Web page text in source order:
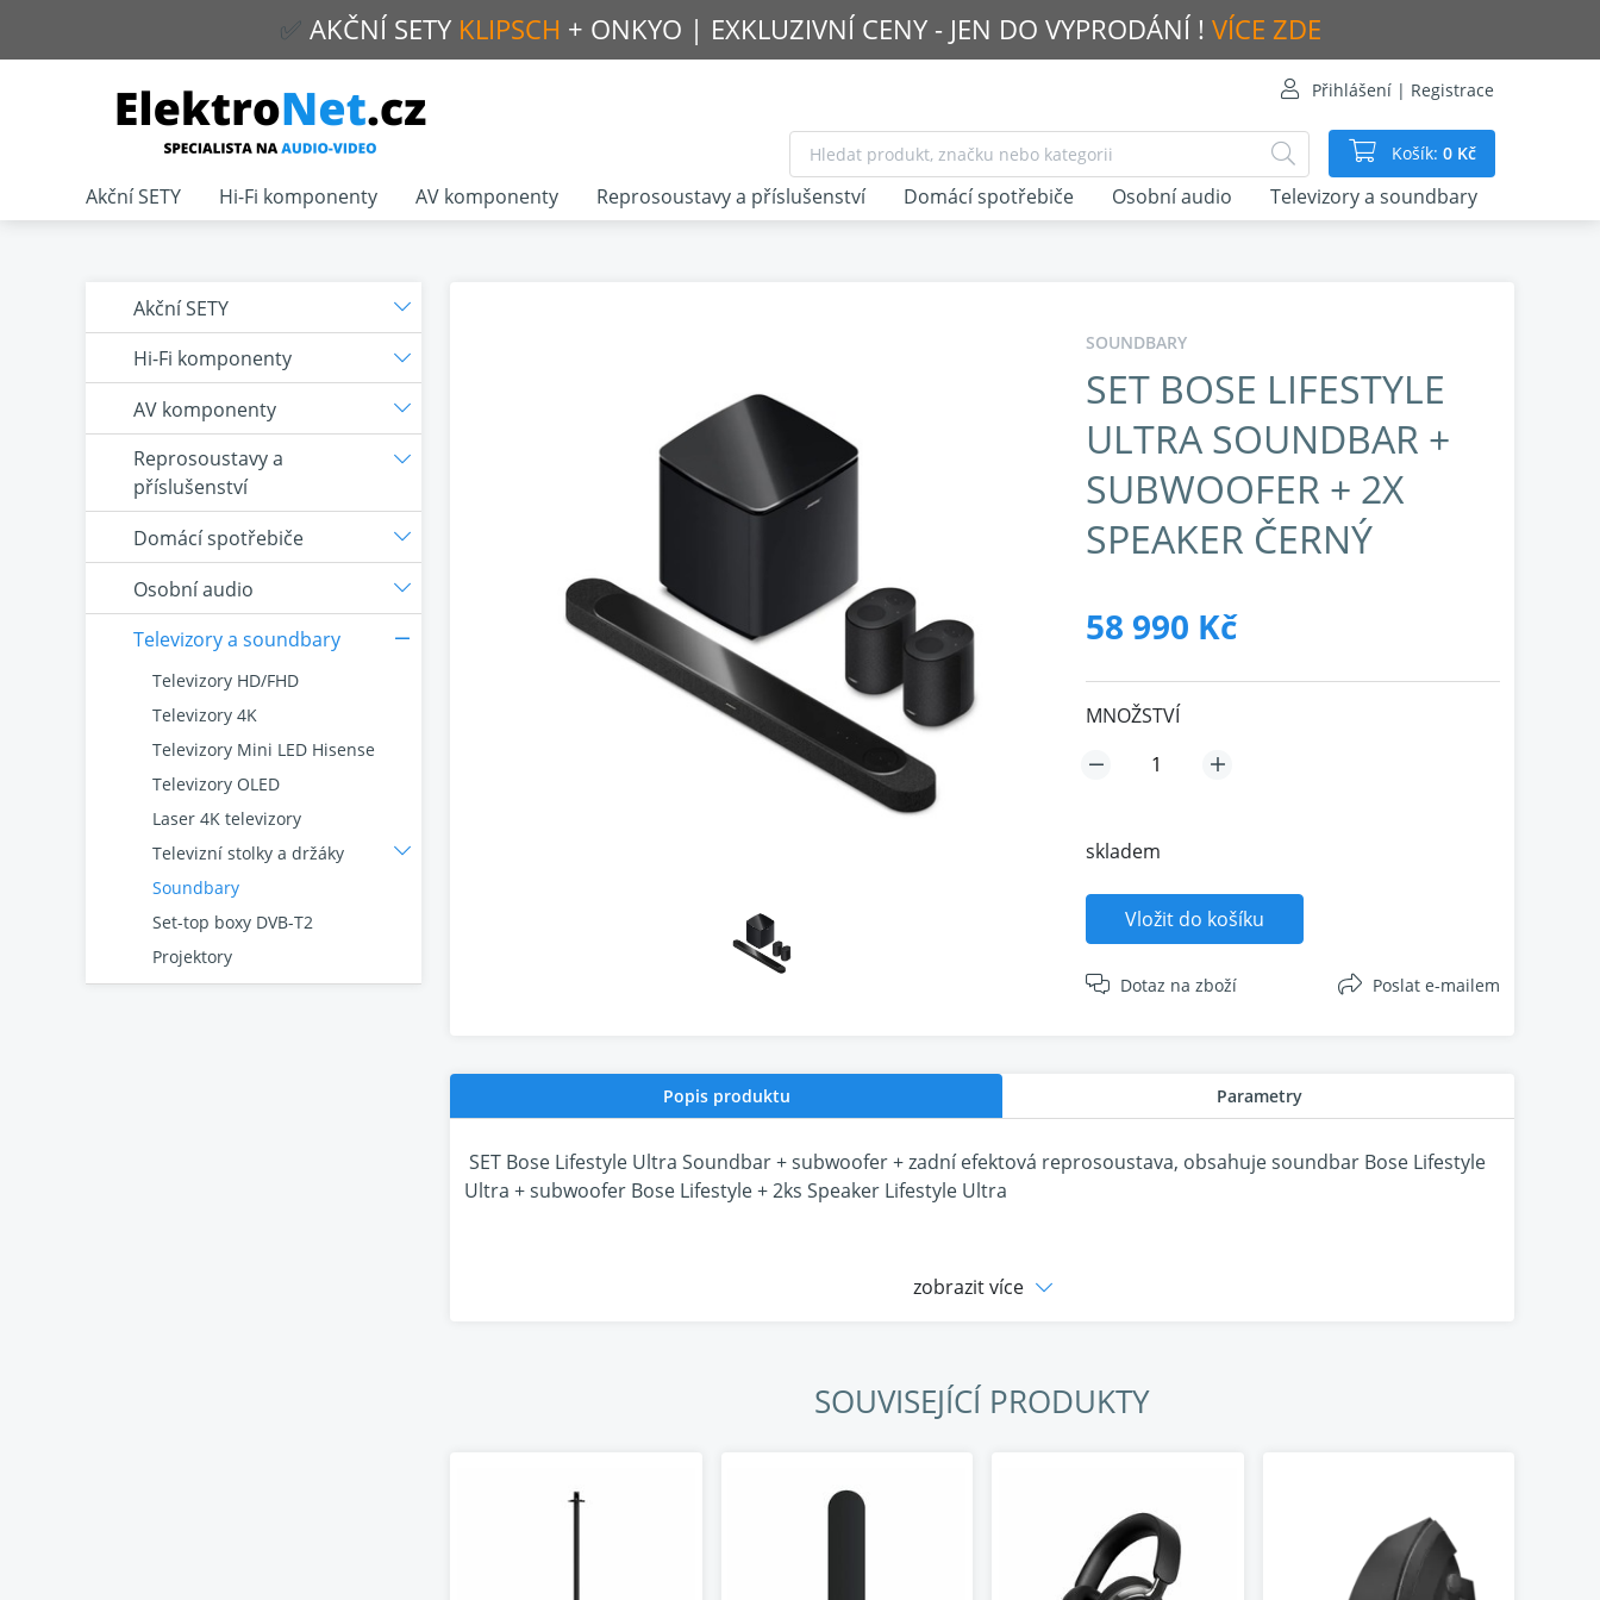
✅ AKČNÍ SETY KLIPSCH + ONKYO | EXKLUZIVNÍ CENY - JEN DO VYPRODÁNÍ ! VÍCE ZDE
Přihlášení | Registrace
Košík: 0 Kč
SOUNDBARY
SET BOSE LIFESTYLE
ULTRA SOUNDBAR +
SUBWOOFER + 2X
SPEAKER ČERNÝ
58 990 Kč
MNOŽSTVÍ
skladem
Vložit do košíku
Dotaz na zboží Poslat e-mailem
Popis produktu Parametry
SET Bose Lifestyle Ultra Soundbar + subwoofer + zadní efektová reprosoustava, obsahuje soundbar Bose Lifestyle
Ultra + subwoofer Bose Lifestyle + 2ks Speaker Lifestyle Ultra
Navrženo tak, aby vám přineslo tak pohlcující zvuk, že se budete cítit, jako byste v něm žili. Dolby Atmos® dodává
poskytuje hromové basy s ohromující hloubkou a čistotou bez ohledu na hlasitost. Výsledkem je poslechový zážitek,
který boří jakékoli vnímané limity sestavy pouze se soundbarem. Jako součást kolekce Bose Lifestyle Collection lze
tento soundbar rozšířit do podoby domácího kina. Naplní jakýkoli prostor svěžím, dynamickým zvukem a promění
zobrazit více
SOUVISEJÍCÍ PRODUKTY
Akční SETY
Hi-Fi komponenty
AV komponenty
Reprosoustavy a
příslušenství
Domácí spotřebiče
Osobní audio
Televizory a soundbary
Televizory HD/FHD
Televizory 4K
Televizory Mini LED Hisense
Televizory OLED
Laser 4K televizory
Televizní stolky a držáky
Soundbary
Set-top boxy DVB-T2
Projektory
Akční SETY Hi-Fi komponenty AV komponenty Reprosoustavy a příslušenství Domácí spotřebiče Osobní audio Televizory a soundbary